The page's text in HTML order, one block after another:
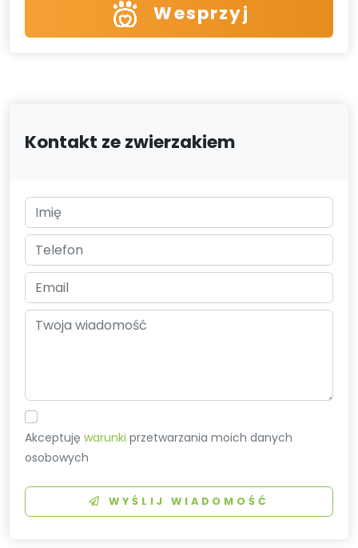
Wesprzyj
Kontakt ze zwierzakiem
Akceptujęwarunki przetwarzania moich danych
osobowych
WYŚLIJ WIADOMOŚĆ